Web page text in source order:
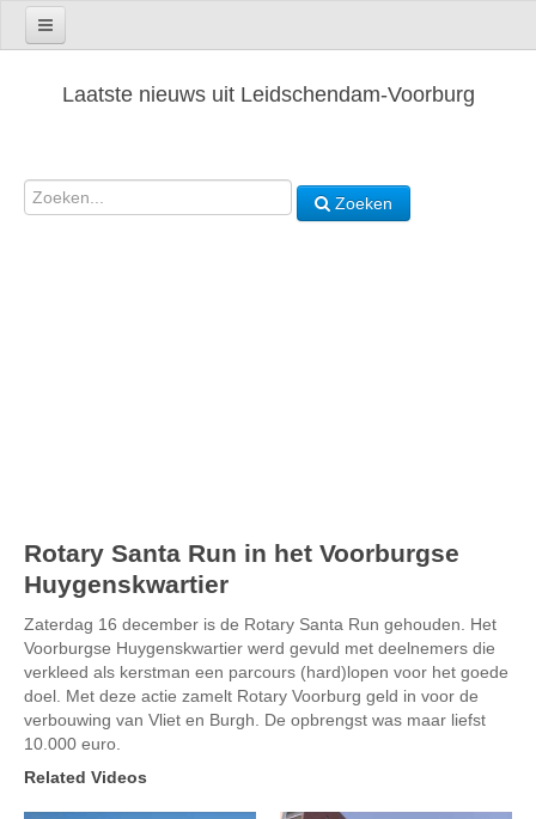
Laatste nieuws uit Leidschendam-Voorburg
Zoeken
Rotary Santa Run in het Voorburgse
Huygenskwartier
Zaterdag 16 december is de Rotary Santa Run gehouden. Het
Voorburgse Huygenskwartier werd gevuld met deelnemers die
verkleed als kerstman een parcours (hard)lopen voor het goede
doel. Met deze actie zamelt Rotary Voorburg geld in voor de
verbouwing van Vliet en Burgh. De opbrengst was maar liefst
10.000 euro.
Related Videos